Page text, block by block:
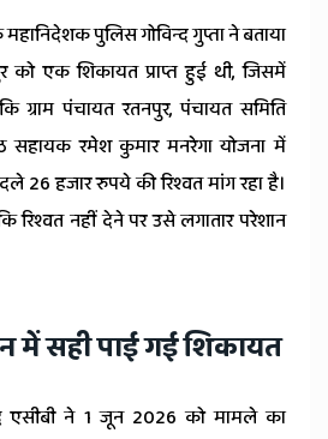
महानिदेशक पुलिस गोविन्द गुप्ता ने बताया
को एक शिकायत प्राप्त हुई थी, जिसमें
ग्राम पंचायत रतनपुर, पंचायत समिति
सहायक रमेश कुमार मनरेगा योजना में
26 हजार रुपये की रिश्वत मांग रहा है।
रिश्वत नहीं देने पर उसे लगातार परेशान
में सही पाई गई शिकायत
एसीबी ने 1 जून 2026 को मामले का